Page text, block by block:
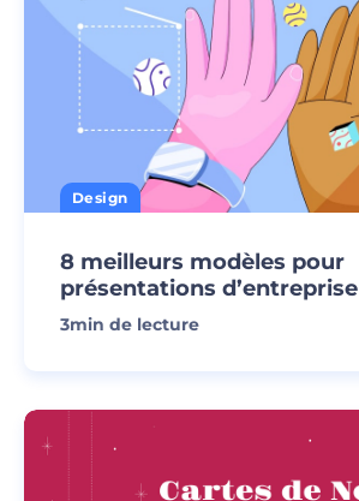
Design
8 meilleurs modèles pour
présentations d’entreprise
3min de lecture